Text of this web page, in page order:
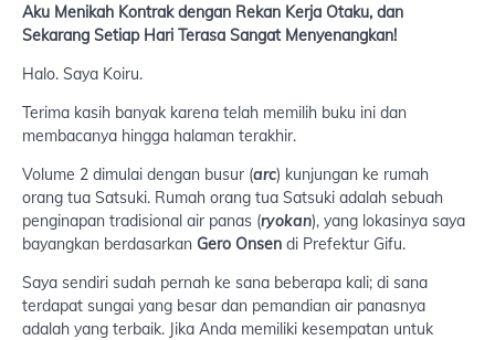
Aku Menikah Kontrak dengan Rekan Kerja Otaku, dan
Sekarang Setiap Hari Terasa Sangat Menyenangkan!
Halo. Saya Koiru.
Terima kasih banyak karena telah memilih buku ini dan
membacanya hingga halaman terakhir.
Volume 2 dimulai dengan busur (arc) kunjungan ke rumah
orang tua Satsuki. Rumah orang tua Satsuki adalah sebuah
penginapan tradisional air panas (ryokan), yang lokasinya saya
bayangkan berdasarkan Gero Onsen di Prefektur Gifu.
Saya sendiri sudah pernah ke sana beberapa kali; di sana
terdapat sungai yang besar dan pemandian air panasnya
adalah yang terbaik. Jika Anda memiliki kesempatan untuk